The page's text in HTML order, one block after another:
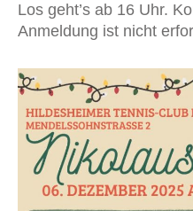
Los geht’s ab 16 Uhr.
Anmeldung ist nicht